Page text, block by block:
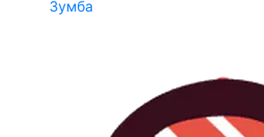
Зумба